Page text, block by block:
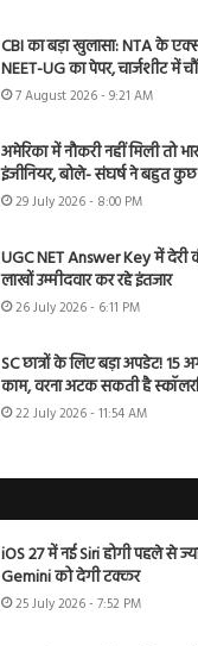
CBI का बड़ा खुलासा: NTA के
NEET-UG का पेपर, चार्जशीट में
7 August 2026 - 9:21 AM
अमेरिका में नौकरी नहीं मिली तो
इंजीनियर, बोले- संघर्ष ने बहुत
29 July 2026 - 8:00 PM
UGC NET Answer Key में देरी
लाखों उम्मीदवार कर रहे इंतजार
26 July 2026 - 6:11 PM
SC छात्रों के लिए बड़ा अपडेट!
काम, वरना अटक सकती है
22 July 2026 - 11:54 AM
iOS 27 में नई Siri होगी पहले से
Gemini को देगी टक्कर
25 July 2026 - 7:52 PM